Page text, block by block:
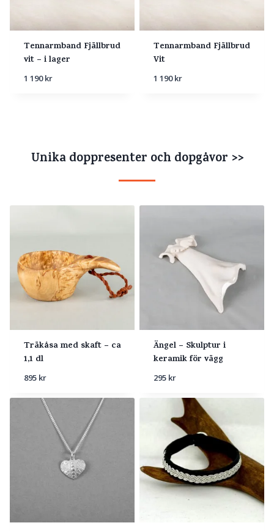
Tennarmband Fjällbrud
vit – i lager
1 190kr
Tennarmband Fjällbrud
Vit
1 190kr
Unika doppresenter och dopgåvor >>
Träkåsa med skaft – ca
1,1 dl
895 kr
Ängel – Skulptur i
keramik för vägg
295 kr